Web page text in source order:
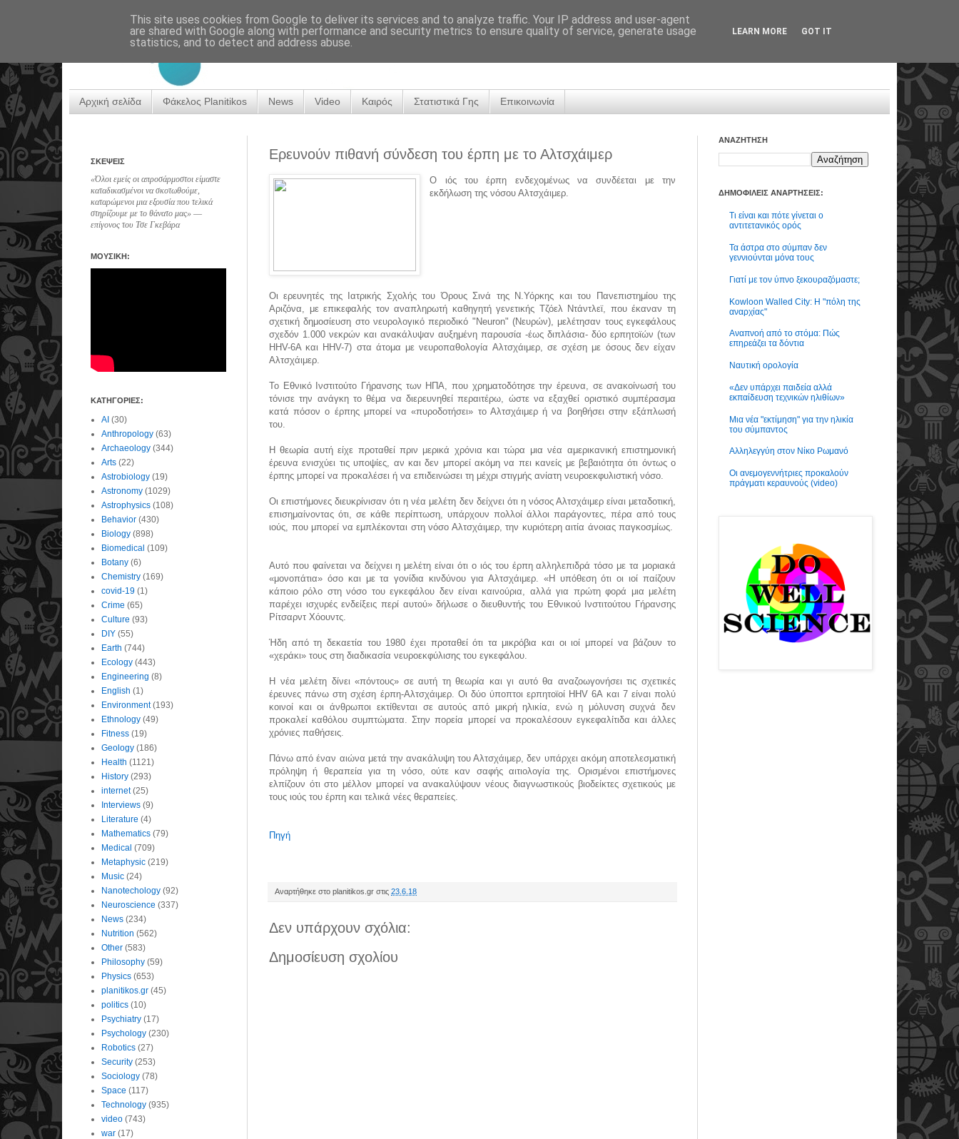
Αρχική σελίδα Φάκελος Planitikos News Video Καιρός Στατιστικά Γης Επικοινωνία
Ερευνούν πιθανή σύνδεση του έρπη με το Αλτσχάιμερ
Ο ιός του έρπη ενδεχομένως να συνδέεται με την
εκδήλωση της νόσου Αλτσχάιμερ.
Οι ερευνητές της Ιατρικής Σχολής του Όρους Σινά της Ν.Υόρκης και του Πανεπιστημίου της
Αριζόνα, με επικεφαλής τον αναπληρωτή καθηγητή γενετικής Τζόελ Ντάντλεϊ, που έκαναν τη
σχετική δημοσίευση στο νευρολογικό περιοδικό "Neuron" (Νευρών), μελέτησαν τους εγκεφάλους
σχεδόν 1.000 νεκρών και ανακάλυψαν αυξημένη παρουσία -έως διπλάσια- δύο ερπητοϊών (των
HHV-6A και HHV-7) στα άτομα με νευροπαθολογία Αλτσχάιμερ, σε σχέση με όσους δεν είχαν
Αλτσχάιμερ.
Το Εθνικό Ινστιτούτο Γήρανσης των ΗΠΑ, που χρηματοδότησε την έρευνα, σε ανακοίνωσή του
τόνισε την ανάγκη το θέμα να διερευνηθεί περαιτέρω, ώστε να εξαχθεί οριστικό συμπέρασμα
κατά πόσον ο έρπης μπορεί να «πυροδοτήσει» το Αλτσχάιμερ ή να βοηθήσει στην εξάπλωσή
του.
Η θεωρία αυτή είχε προταθεί πριν μερικά χρόνια και τώρα μια νέα αμερικανική επιστημονική
έρευνα ενισχύει τις υποψίες, αν και δεν μπορεί ακόμη να πει κανείς με βεβαιότητα ότι όντως ο
έρπης μπορεί να προκαλέσει ή να επιδεινώσει τη μέχρι στιγμής ανίατη νευροεκφυλιστική νόσο.
Οι επιστήμονες διευκρίνισαν ότι η νέα μελέτη δεν δείχνει ότι η νόσος Αλτσχάιμερ είναι μεταδοτική,
επισημαίνοντας ότι, σε κάθε περίπτωση, υπάρχουν πολλοί άλλοι παράγοντες, πέρα από τους
ιούς, που μπορεί να εμπλέκονται στη νόσο Αλτσχάιμερ, την κυριότερη αιτία άνοιας παγκοσμίως.
Αυτό που φαίνεται να δείχνει η μελέτη είναι ότι ο ιός του έρπη αλληλεπιδρά τόσο με τα μοριακά
«μονοπάτια» όσο και με τα γονίδια κινδύνου για Αλτσχάιμερ. «Η υπόθεση ότι οι ιοί παίζουν
κάποιο ρόλο στη νόσο του εγκεφάλου δεν είναι καινούρια, αλλά για πρώτη φορά μια μελέτη
παρέχει ισχυρές ενδείξεις περί αυτού» δήλωσε ο διευθυντής του Εθνικού Ινστιτούτου Γήρανσης
Ρίτσαρντ Χόουντς.
Ήδη από τη δεκαετία του 1980 έχει προταθεί ότι τα μικρόβια και οι ιοί μπορεί να βάζουν το
«χεράκι» τους στη διαδικασία νευροεκφύλισης του εγκεφάλου.
Η νέα μελέτη δίνει «πόντους» σε αυτή τη θεωρία και γι αυτό θα αναζοωγονήσει τις σχετικές
έρευνες πάνω στη σχέση έρπη-Αλτσχάιμερ. Οι δύο ύποπτοι ερπητοϊοί HHV 6A και 7 είναι πολύ
κοινοί και οι άνθρωποι εκτίθενται σε αυτούς από μικρή ηλικία, ενώ η μόλυνση συχνά δεν
προκαλεί καθόλου συμπτώματα. Στην πορεία μπορεί να προκαλέσουν εγκεφαλίτιδα και άλλες
χρόνιες παθήσεις.
Πάνω από έναν αιώνα μετά την ανακάλυψη του Αλτσχάιμερ, δεν υπάρχει ακόμη αποτελεσματική
πρόληψη ή θεραπεία για τη νόσο, ούτε καν σαφής αιτιολογία της. Ορισμένοι επιστήμονες
ελπίζουν ότι στο μέλλον μπορεί να ανακαλύψουν νέους διαγνωστικούς βιοδείκτες σχετικούς με
τους ιούς του έρπη και τελικά νέες θεραπείες.
Πηγή
Αναρτήθηκε στο planitikos.gr στις 23.6.18
Δεν υπάρχουν σχόλια:
Δημοσίευση σχολίου
ΣΚΕΨΕΙΣ
«Όλοι εμείς οι απροσάρμοστοι είμαστε
καταδικασμένοι να σκοτωθούμε,
καταρώμενοι μια εξουσία που τελικά
στηρίζουμε με το θάνατο μας» ―
επίγονος του Τσε Γκεβάρα
ΜΟΥΣΙΚΗ:
ΚΑΤΗΓΟΡΙΕΣ:
AI (30)
Anthropology (63)
Archaeology (344)
Arts (22)
Astrobiology (19)
Astronomy (1029)
Astrophysics (108)
Behavior (430)
Biology (898)
Biomedical (109)
Botany (6)
Chemistry (169)
covid-19 (1)
Crime (65)
Culture (93)
DIY (55)
Earth (744)
Ecology (443)
Engineering (8)
English (1)
Environment (193)
Ethnology (49)
Fitness (19)
Geology (186)
Health (1121)
History (293)
internet (25)
Interviews (9)
Literature (4)
Mathematics (79)
Medical (709)
Metaphysic (219)
Music (24)
Nanotechology (92)
Neuroscience (337)
News (234)
Nutrition (562)
Other (583)
Philosophy (59)
Physics (653)
planitikos.gr (45)
politics (10)
Psychiatry (17)
Psychology (230)
Robotics (27)
Security (253)
Sociology (78)
Space (117)
Technology (935)
video (743)
war (17)
ΑΝΑΖΗΤΗΣΗ
ΔΗΜΟΦΙΛΕΙΣ ΑΝΑΡΤΗΣΕΙΣ:
Τι είναι και πότε γίνεται ο
αντιτετανικός ορός
Τα άστρα στο σύμπαν δεν
γεννιούνται μόνα τους
Γιατί με τον ύπνο ξεκουραζόμαστε;
Kowloon Walled City: Η "πόλη της
αναρχίας"
Αναπνοή από το στόμα: Πώς
επηρεάζει τα δόντια
Ναυτική ορολογία
«Δεν υπάρχει παιδεία αλλά
εκπαίδευση τεχνικών ηλιθίων»
Μια νέα "εκτίμηση" για την ηλικία
του σύμπαντος
Αλληλεγγύη στον Νίκο Ρωμανό
Οι ανεμογεννήτριες προκαλούν
πράγματι κεραυνούς (video)
This site uses cookies from Google to deliver its services and to analyze traffic. Your IP address and user-agent
are shared with Google along with performance and security metrics to ensure quality of service, generate usage
statistics, and to detect and address abuse.
LEARN MORE GOT IT